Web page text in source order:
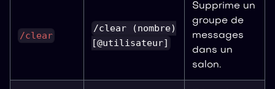
/clear
/clear (nombre)
[@utilisateur]
Supprime un
groupe de
messages
dans un
salon.